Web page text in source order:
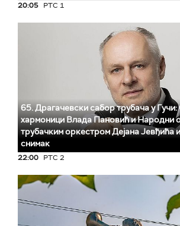
20:05 РТС 1
65. Драгачевски сабор трубача у
хармоници Влада Пановић и Народни
трубачким оркестром Дејана Јевђића
снимак
22:00 РТС 2